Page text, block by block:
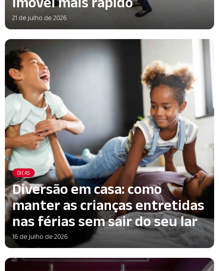
21 de julho de 2026
DICAS
Diversão em casa: como
manter as crianças entretidas
nas férias sem sair do seu lar
16 de julho de 2026